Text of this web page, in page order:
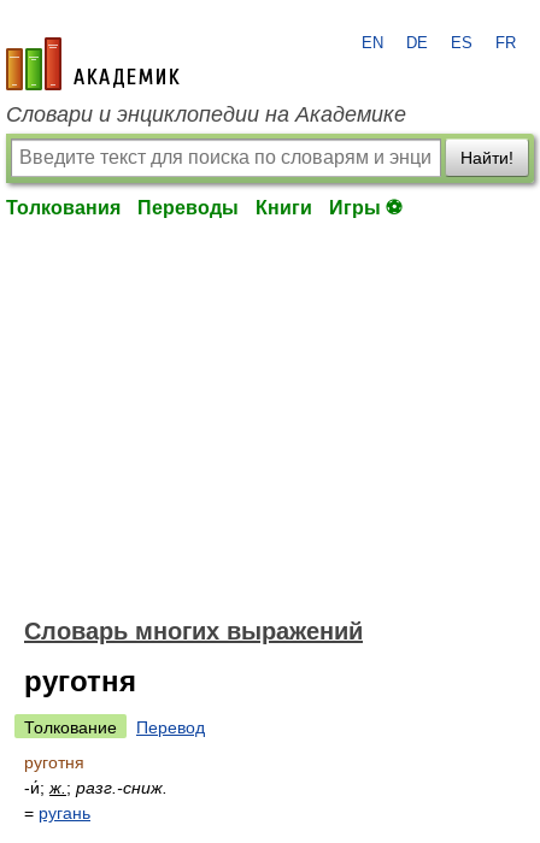
academic.ru
EN DE ES FR
Словари и энциклопедии на Академике
Найти!
Толкования Переводы Книги Игры ⚽
Словарь многих выражений
руготня
Толкование
Перевод
руготня
-и́; ж. ; разг.-сниж.
= ругань